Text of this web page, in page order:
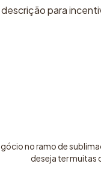
para
no ramo de
deseja ter muitas